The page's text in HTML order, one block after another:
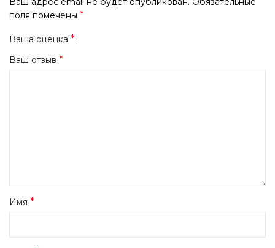
поля помечены *
Ваша оценка *
Ваш отзыв *
Имя *